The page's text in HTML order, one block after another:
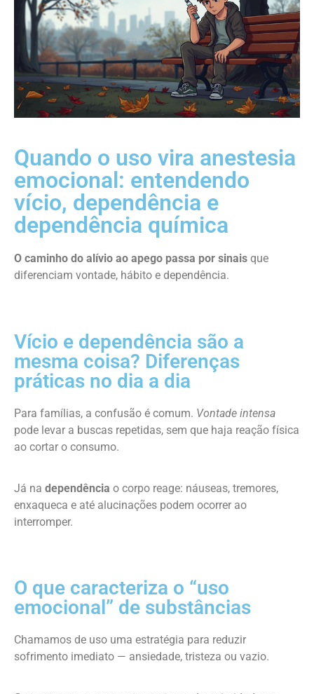
Quando o uso vira anestesia
emocional: entendendo
vício, dependência e
dependência química
O caminho do alívio ao apego passa por sinais que
diferenciam vontade, hábito e dependência.
Vício e dependência são a
mesma coisa? Diferenças
práticas no dia a dia
Para famílias, a confusão é comum. Vontade intensa
pode levar a buscas repetidas, sem que haja reação física
ao cortar o consumo.
Já na dependência o corpo reage: náuseas, tremores,
enxaqueca e até alucinações podem ocorrer ao
interromper.
O que caracteriza o “uso
emocional” de substâncias
Chamamos de uso uma estratégia para reduzir
sofrimento imediato — ansiedade, tristeza ou vazio.